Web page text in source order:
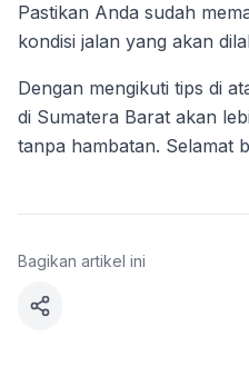
Pastikan Anda sudah
kondisi jalan yang akan
Dengan mengikuti tips di
di Sumatera Barat akan
tanpa hambatan. Selamat
Bagikan artikel ini